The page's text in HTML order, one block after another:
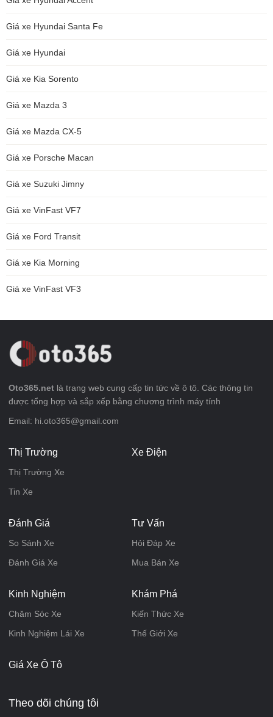
Giá xe Hyundai Santa Fe
Giá xe Hyundai
Giá xe Kia Sorento
Giá xe Mazda 3
Giá xe Mazda CX-5
Giá xe Porsche Macan
Giá xe Suzuki Jimny
Giá xe VinFast VF7
Giá xe Ford Transit
Giá xe Kia Morning
Giá xe VinFast VF3
Oto365.net là trang web cung cấp tin tức về ô tô. Các thông tin
được tổng hợp và sắp xếp bằng chương trình máy tính
Email: hi.oto365@gmail.com
Thị Trường
Thị Trường Xe
Tin Xe
Xe Điện
Đánh Giá
So Sánh Xe
Đánh Giá Xe
Tư Vấn
Hỏi Đáp Xe
Mua Bán Xe
Kinh Nghiệm
Chăm Sóc Xe
Kinh Nghiệm Lái Xe
Khám Phá
Kiến Thức Xe
Thế Giới Xe
Giá Xe Ô Tô
Theo dõi chúng tôi